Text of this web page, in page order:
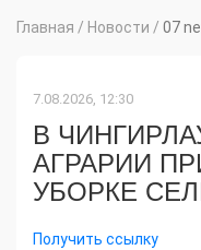
Главная / Новости / 07
7.08.2026, 12:30
В
АГРАРИИ
УБОРКЕ
Получить ссылку